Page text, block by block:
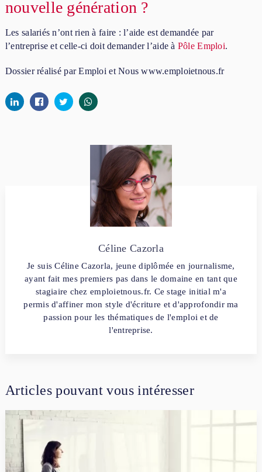
nouvelle génération ?
Les salariés n’ont rien à faire : l’aide est demandée par
l’entreprise et celle-ci doit demander l’aide à Pôle Emploi.
Dossier réalisé par Emploi et Nous www.emploietnous.fr
Céline Cazorla
Je suis Céline Cazorla, jeune diplômée en journalisme,
ayant fait mes premiers pas dans le domaine en tant que
stagiaire chez emploietnous.fr. Ce stage initial m'a
permis d'affiner mon style d'écriture et d'approfondir ma
passion pour les thématiques de l'emploi et de
l'entreprise.
Articles pouvant vous intéresser